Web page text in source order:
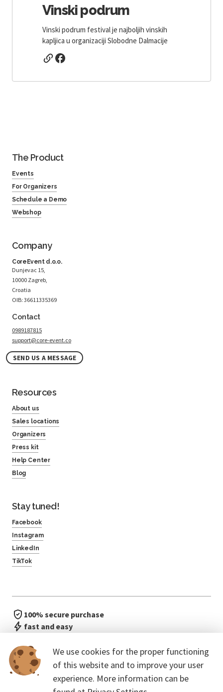
Vinski podrum
Vinski podrum festival je najboljih vinskih
kapljica u organizaciji Slobodne Dalmacije
We use cookies for the proper functioning
of this website and to improve your user
experience. More information can be
The Product
Events
For Organizers
Schedule a Demo
Webshop
Company
CoreEvent d.o.o.
Dunjevac 15,
10000 Zagreb,
Croatia
OIB: 36611335369
Contact
0989187815
support@core-event.co
SEND US A MESSAGE
Resources
About us
Sales locations
Organizers
Press kit
Help Center
Blog
Stay tuned!
Facebook
Instagram
LinkedIn
TikTok
100% secure purchase
fast and easy